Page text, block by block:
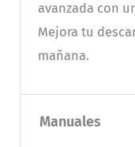
avanzada con
Mejora tu
mañana.
Manuales